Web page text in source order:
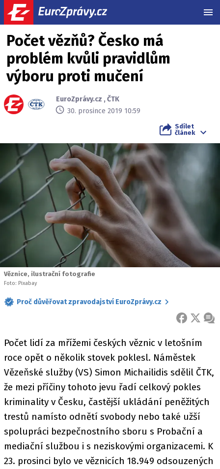
Počet vězňů? Česko má
problém kvůli pravidlům
výboru proti mučení
EuroZprávy.cz ,ČTK
30. prosince 2019 10:59
Sdílet
článek
Věznice, ilustrační fotografie
Foto: Pixabay
Proč důvěřovat zpravodajství EuroZprávy.cz
FACEBOOK
X
Počet lidí za mřížemi českých věznic v letošním
roce opět o několik stovek poklesl. Náměstek
Vězeňské služby (VS) Simon Michailidis sdělil ČTK,
že mezi příčiny tohoto jevu řadí celkový pokles
kriminality v Česku, častější ukládání peněžitých
trestů namísto odnětí svobody nebo také užší
spolupráci bezpečnostního sboru s Probační a
mediační službou i s neziskovými organizacemi. K
23. prosinci bylo ve věznicích 18.949 odsouzených